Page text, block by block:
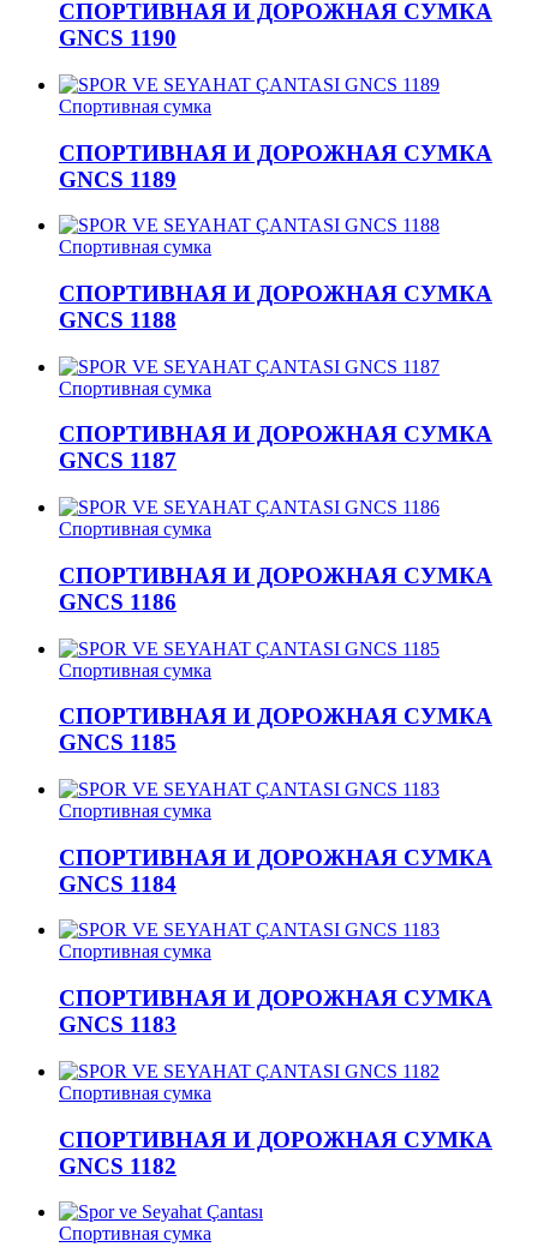
СПОРТИВНАЯ И ДОРОЖНАЯ СУМКА
GNCS 1190
Спортивная сумка
СПОРТИВНАЯ И ДОРОЖНАЯ СУМКА
GNCS 1189
Спортивная сумка
СПОРТИВНАЯ И ДОРОЖНАЯ СУМКА
GNCS 1188
Спортивная сумка
СПОРТИВНАЯ И ДОРОЖНАЯ СУМКА
GNCS 1187
Спортивная сумка
СПОРТИВНАЯ И ДОРОЖНАЯ СУМКА
GNCS 1186
Спортивная сумка
СПОРТИВНАЯ И ДОРОЖНАЯ СУМКА
GNCS 1185
Спортивная сумка
СПОРТИВНАЯ И ДОРОЖНАЯ СУМКА
GNCS 1184
Спортивная сумка
СПОРТИВНАЯ И ДОРОЖНАЯ СУМКА
GNCS 1183
Спортивная сумка
СПОРТИВНАЯ И ДОРОЖНАЯ СУМКА
GNCS 1182
Спортивная сумка